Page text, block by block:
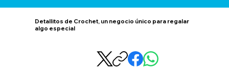
Detallitos de Crochet, un negocio único para regalar
algo especial